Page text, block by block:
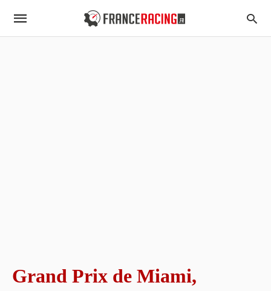
Grand Prix de Miami,